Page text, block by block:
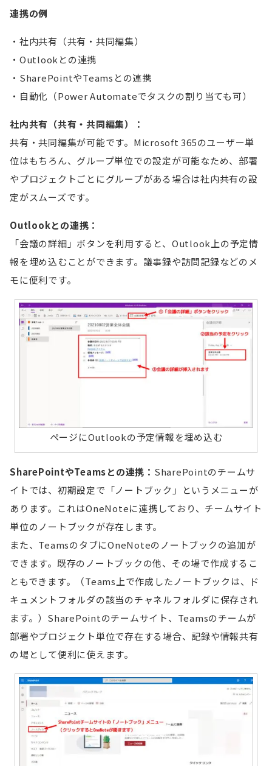
連携の例
社内共有（共有・共同編集）
Outlookとの連携
SharePointやTeamsとの連携
自動化（Power Automateでタスクの割り当ても可）
社内共有（共有・共同編集）：
共有・共同編集が可能です。Microsoft 365のユーザー単
位はもちろん、グループ単位での設定が可能なため、部署
やプロジェクトごとにグループがある場合は社内共有の設
定がスムーズです。
Outlookとの連携：
「会議の詳細」ボタンを利用すると、Outlook上の予定情
報を埋め込むことができます。議事録や訪問記録などのメ
モに便利です。
ページにOutlookの予定情報を埋め込む
SharePointやTeamsとの連携： SharePointのチームサ
イトでは、初期設定で「ノートブック」というメニューが
あります。これはOneNoteに連携しており、チームサイト
単位のノートブックが存在します。
また、TeamsのタブにOneNoteのノートブックの追加が
できます。既存のノートブックの他、その場で作成するこ
ともできます。（Teams上で作成したノートブックは、ド
キュメントフォルダの該当のチャネルフォルダに保存され
ます。）SharePointのチームサイト、Teamsのチームが
部署やプロジェクト単位で存在する場合、記録や情報共有
の場として便利に使えます。